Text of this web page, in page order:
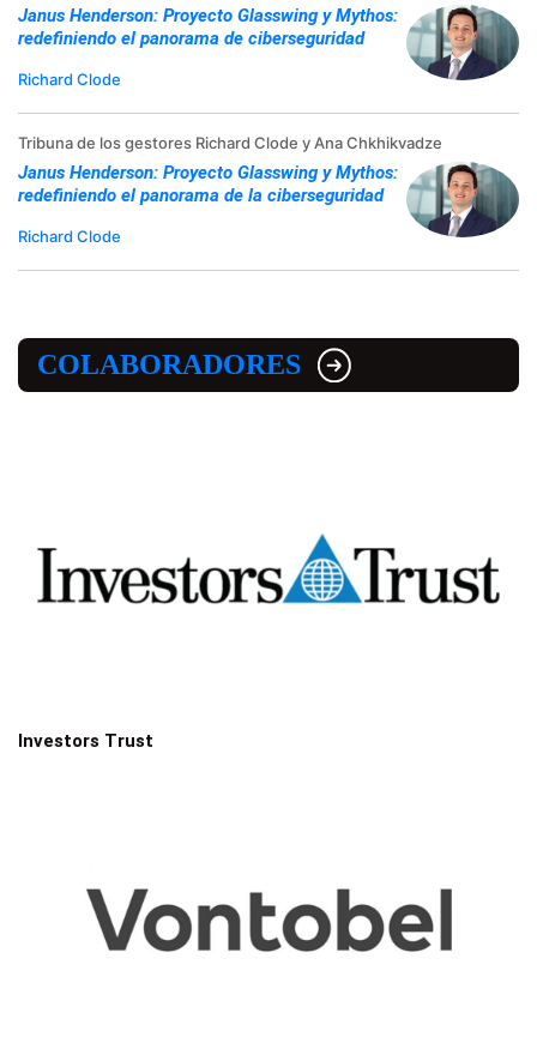
Janus Henderson: Proyecto Glasswing y Mythos:
redefiniendo el panorama de ciberseguridad
Richard Clode
Tribuna de los gestores Richard Clode y Ana Chkhikvadze
Janus Henderson: Proyecto Glasswing y Mythos:
redefiniendo el panorama de la ciberseguridad
Richard Clode
COLABORADORES
Investors Trust